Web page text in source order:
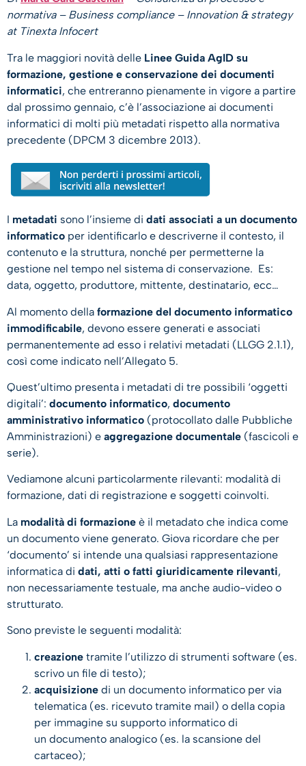
normativa – Business compliance – Innovation & strategy
at Tinexta Infocert
Tra le maggiori novità delle Linee Guida AgID su
formazione, gestione e conservazione dei documenti
informatici, che entreranno pienamente in vigore a partire
dal prossimo gennaio, c’è l’associazione ai documenti
informatici di molti più metadati rispetto alla normativa
precedente (DPCM 3 dicembre 2013).
I metadati sono l’insieme di dati associati a un documento
informatico per identificarlo e descriverne il contesto, il
contenuto e la struttura, nonché per permetterne la
gestione nel tempo nel sistema di conservazione. Es:
data, oggetto, produttore, mittente, destinatario, ecc…
Al momento della formazione del documento informatico
immodificabile, devono essere generati e associati
permanentemente ad esso i relativi metadati (LLGG 2.1.1),
così come indicato nell’Allegato 5.
Quest’ultimo presenta i metadati di tre possibili ‘oggetti
digitali’: documento informatico, documento
amministrativo informatico (protocollato dalle Pubbliche
Amministrazioni) e aggregazione documentale (fascicoli e
serie).
Vediamone alcuni particolarmente rilevanti: modalità di
formazione, dati di registrazione e soggetti coinvolti.
La modalità di formazione è il metadato che indica come
un documento viene generato. Giova ricordare che per
‘documento’ si intende una qualsiasi rappresentazione
informatica di dati, atti o fatti giuridicamente rilevanti,
non necessariamente testuale, ma anche audio-video o
strutturato.
Sono previste le seguenti modalità:
creazione tramite l’utilizzo di strumenti software (es.
scrivo un file di testo);
acquisizione di un documento informatico per via
telematica (es. ricevuto tramite mail) o della copia
per immagine su supporto informatico di
un documento analogico (es. la scansione del
cartaceo);